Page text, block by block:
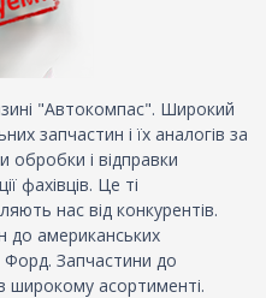
"Автокомпас". Широкий
запчастин і їх аналогів за
обробки і відправки
фахівців. Це ті
нас від конкурентів.
до американських
Запчастини до
асортименті.